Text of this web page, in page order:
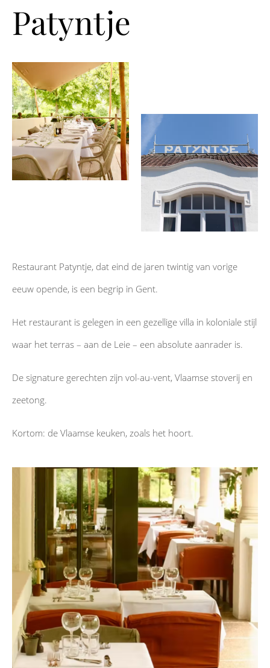
Patyntje
Restaurant Patyntje, dat eind de jaren twintig van vorige
eeuw opende, is een begrip in Gent.
Het restaurant is gelegen in een gezellige villa in koloniale stijl
waar het terras – aan de Leie – een absolute aanrader is.
De signature gerechten zijn vol-au-vent, Vlaamse stoverij en
zeetong.
Kortom: de Vlaamse keuken, zoals het hoort.